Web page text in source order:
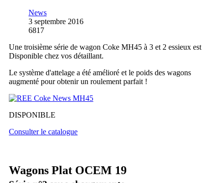
News
3 septembre 2016
6817
Une troisième série de wagon Coke MH45 à 3 et 2 essieux est
Disponible chez vos détaillant.
Le système d'attelage a été amélioré et le poids des wagons
augmenté pour obtenir un roulement parfait !
DISPONIBLE
Consulter le catalogue
Wagons Plat OCEM 19